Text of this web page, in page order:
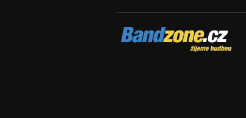
Bandzone.cz
žijeme hudbou